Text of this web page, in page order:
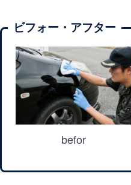
ビフォー・アフター
befor